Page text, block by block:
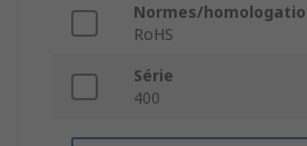
Normes/
RoHS
Série
400